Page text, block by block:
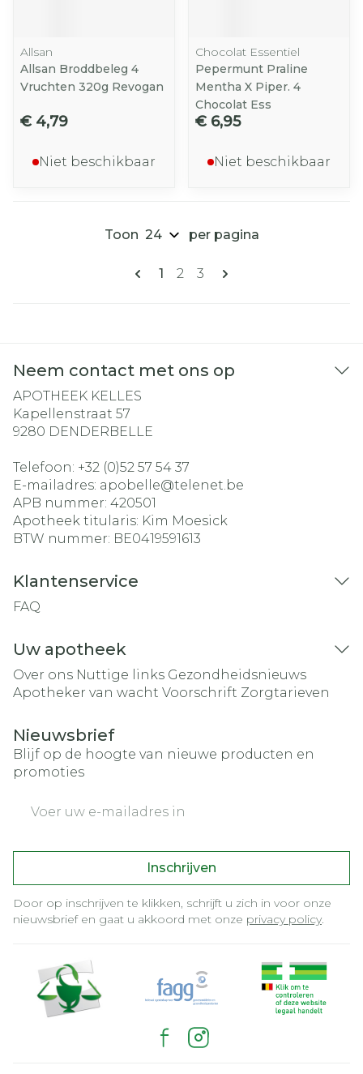
Allsan
Allsan Broddbeleg 4
Vruchten 320g Revogan
€ 4,79
Niet beschikbaar
Chocolat Essentiel
Pepermunt Praline
Mentha X Piper. 4
Chocolat Ess
€ 6,95
Niet beschikbaar
Pagina's
U lees momenteel pagina
1 Pagina
2 Pagina
3
Toon per pagina
Neem contact met ons op
APOTHEEK KELLES
Kapellenstraat 57
9280 DENDERBELLE
Telefoon: +32 (0)52 57 54 37
E-mailadres: apobelle@telenet.be
APB nummer: 420501
Apotheek titularis: Kim Moesick
BTW nummer: BE0419591613
Klantenservice
FAQ
Uw apotheek
Over ons Nuttige links Gezondheidsnieuws
Apotheker van wacht Voorschrift Zorgtarieven
Nieuwsbrief
Blijf op de hoogte van nieuwe producten en
promoties
Inschrijven
Door op inschrijven te klikken, schrijft u zich in voor onze
nieuwsbrief en gaat u akkoord met onze privacy policy.